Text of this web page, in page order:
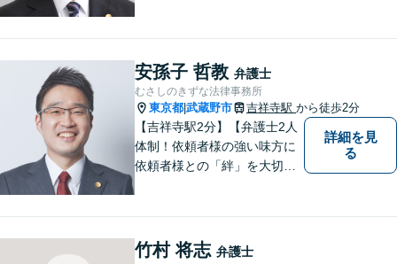
さい。一緒に最善の解決策を
見つけましょう。【迅速な対
応】
安孫子 哲教 弁護士
むさしのきずな法律事務所
東京都 武蔵野市 吉祥寺駅 から徒歩2分
【吉祥寺駅2分】【弁護士2人
体制！依頼者様の強い味方に
依頼者様との「絆」を大切
回収、企業法務、刑事事件、
詳細を見
る
竹村 将志 弁護士